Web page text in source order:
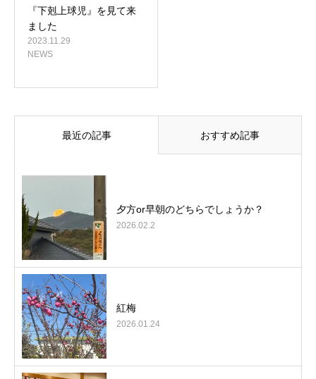
『下剋上球児』を見て来
ました
2023.11.29
NEWS
最近の記事 おすすめ記事
夕方or早朝のどちらでしょうか？
2026.02.2
紅梅
2026.01.24